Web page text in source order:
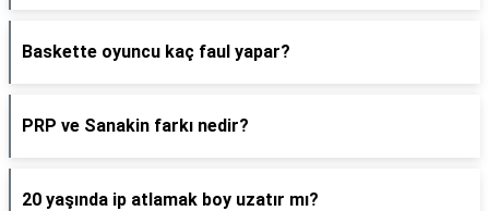
Baskette oyuncu kaç faul yapar?
PRP ve Sanakin farkı nedir?
20 yaşında ip atlamak boy uzatır mı?